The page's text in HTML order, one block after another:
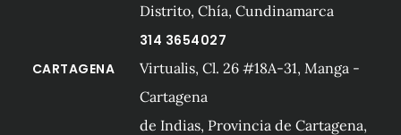
Distrito, Chía, Cundinamarca
314 3654027
CARTAGENA
Virtualis, Cl. 26 #18A-31, Manga -
Cartagena
de Indias, Provincia de Cartagena,